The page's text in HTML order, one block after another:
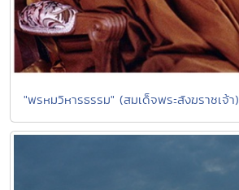
"พรหมวิหารธรรม" (สมเด็จพระสังฆราชเจ้า)